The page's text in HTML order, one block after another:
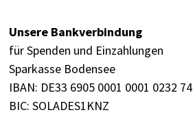
Unsere Bankverbindung
für Spenden und Einzahlungen
Sparkasse Bodensee
IBAN: DE33 6905 0001 0001 0232 74
BIC: SOLADES1KNZ